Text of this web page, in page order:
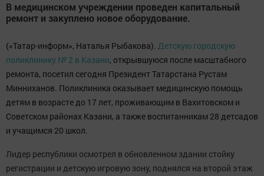
В медицинском учреждении проведен капитальный
ремонт и закуплено новое оборудование.
(«Татар-информ», Наталья Рыбакова). Детскую городскую
поликлинику № 2 в Казани, открывшуюся после масштабного
ремонта, посетил сегодня Президент Татарстана Рустам
Минниханов. Поликлиника оказывает медицинскую помощь
детям в возрасте до 17 лет, проживающим в Вахитовском и
Советском районах Казани, а также воспитанникам 28 детсадов
и учащимся 20 школ.
Лидер республики осмотрел в обновленном здании стойку
регистрации и детскую игровую зону, поднялся на второй этаж